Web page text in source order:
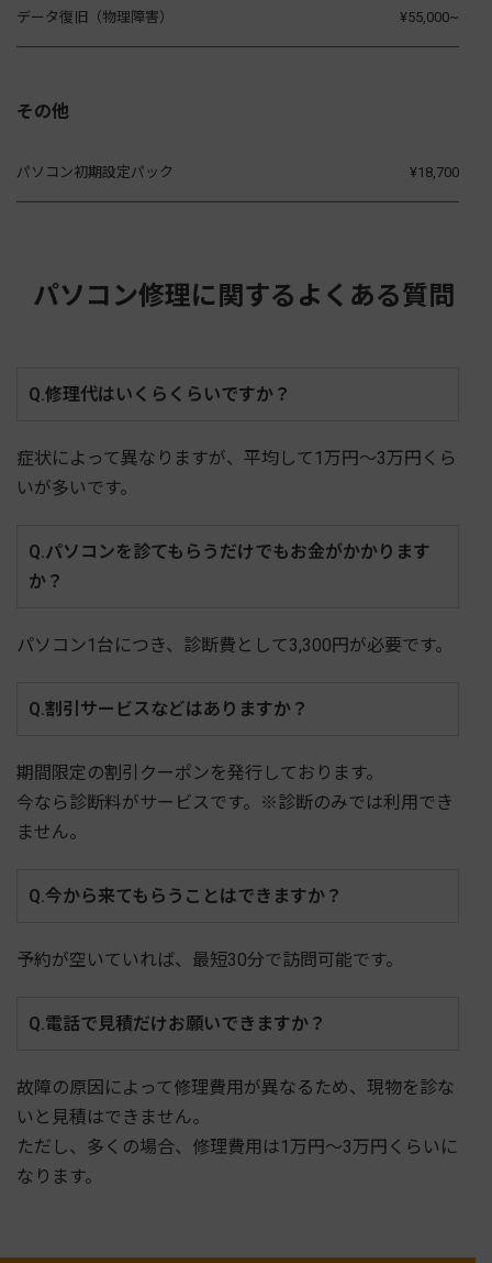
データ復旧（物理障害） ¥55,000~
その他
パソコン初期設定パック ¥18,700
パソコン修理に関するよくある質問
Q.修理代はいくらくらいですか？
症状によって異なりますが、平均して1万円～3万円くら
いが多いです。
Q.パソコンを診てもらうだけでもお金がかかります
か？
パソコン1台につき、診断費として3,300円が必要です。
Q.割引サービスなどはありますか？
期間限定の割引クーポンを発行しております。
今なら診断料がサービスです。※診断のみでは利用でき
ません。
Q.今から来てもらうことはできますか？
予約が空いていれば、最短30分で訪問可能です。
Q.電話で見積だけお願いできますか？
故障の原因によって修理費用が異なるため、現物を診な
いと見積はできません。
ただし、多くの場合、修理費用は1万円～3万円くらいに
なります。